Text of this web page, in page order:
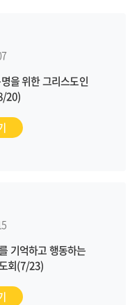
을 위한 그리스도인
20)
기억하고 행동하는
회(7/23)